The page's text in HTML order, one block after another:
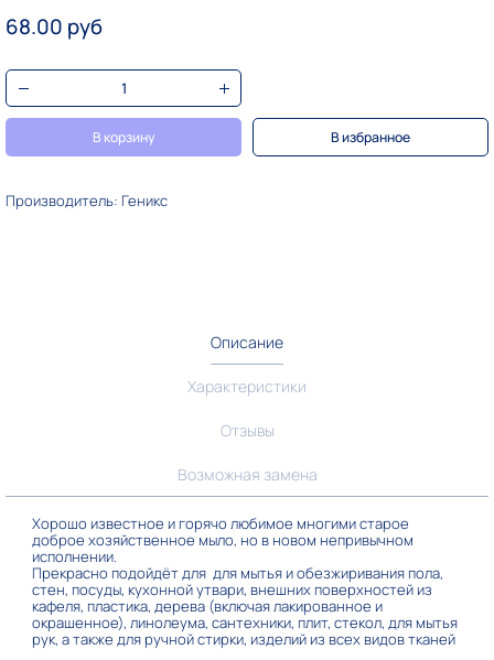
68.00 руб
В корзину В избранное
Производитель: Геникс
Описание
Характеристики
Отзывы
Возможная замена
Хорошо известное и горячо любимое многими старое
доброе хозяйственное мыло, но в новом непривычном
исполнении.
Прекрасно подойдёт для для мытья и обезжиривания пола,
стен, посуды, кухонной утвари, внешних поверхностей из
кафеля, пластика, дерева (включая лакированное и
окрашенное), линолеума, сантехники, плит, стекол, для мытья
рук, а также для ручной стирки, изделий из всех видов тканей